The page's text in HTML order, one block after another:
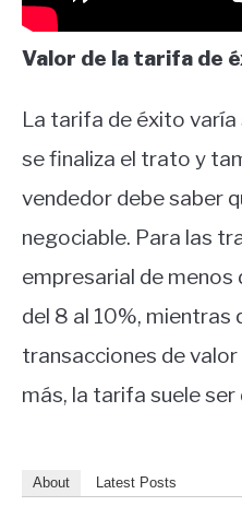
Valor de la tarifa de
La tarifa de éxito
se finaliza el trato y
vendedor debe saber
negociable. Para las
empresarial de menos
del 8 al 10%, mientras
transacciones de
más, la tarifa suele ser
About Latest Posts